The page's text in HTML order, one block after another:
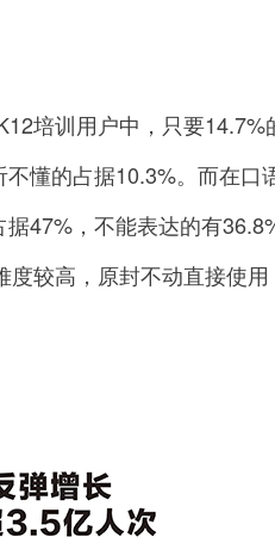
培训用户中，只要14.7%
懂的占据10.3%。而在口
47%，不能表达的有
较高，原封不动直接使